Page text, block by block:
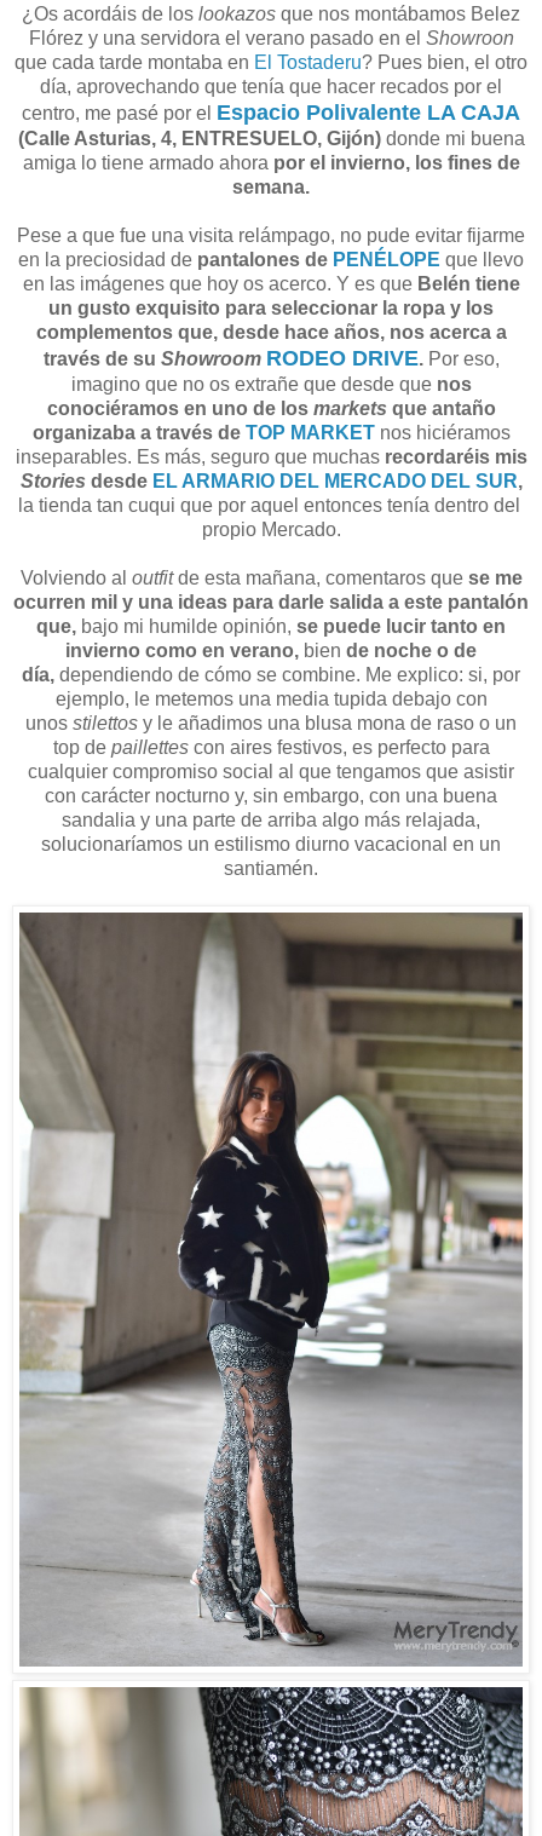
¿Os acordáis de los lookazos que nos montábamos Belez
Flórez y una servidora el verano pasado en el Showroon
que cada tarde montaba en El Tostaderu? Pues bien, el otro
día, aprovechando que tenía que hacer recados por el
centro, me pasé por el Espacio Polivalente LA CAJA
(Calle Asturias, 4, ENTRESUELO, Gijón) donde mi buena
amiga lo tiene armado ahora por el invierno, los fines de
semana.
Pese a que fue una visita relámpago, no pude evitar fijarme
en la preciosidad de pantalones de PENÉLOPE que llevo
en las imágenes que hoy os acerco. Y es que Belén tiene
un gusto exquisito para seleccionar la ropa y los
complementos que, desde hace años, nos acerca a
través de su Showroom RODEO DRIVE. Por eso,
imagino que no os extrañe que desde que nos
conociéramos en uno de los markets que antaño
organizaba a través de TOP MARKETnos hiciéramos
inseparables. Es más, seguro que muchasrecordaréis mis
Stories desde EL ARMARIO DEL MERCADO DEL SUR,
la tienda tan cuqui que por aquel entonces tenía dentro del
propio Mercado.
Volviendo al outfitde esta mañana, comentaros que se me
ocurren mil y una ideas para darle salida a este pantalón
que, bajo mi humilde opinión, se puede lucir tanto en
invierno como en verano, bien de noche o de
día, dependiendo de cómo se combine. Me explico: si, por
ejemplo, le metemos una media tupida debajo con
unos stilettos y le añadimos una blusa mona de raso o un
top de paillettescon aires festivos, es perfecto para
cualquier compromiso social al que tengamos que asistir
con carácter nocturno y, sin embargo, con una buena
sandalia y una parte de arriba algo más relajada,
solucionaríamos un estilismo diurno vacacional en un
santiamén.